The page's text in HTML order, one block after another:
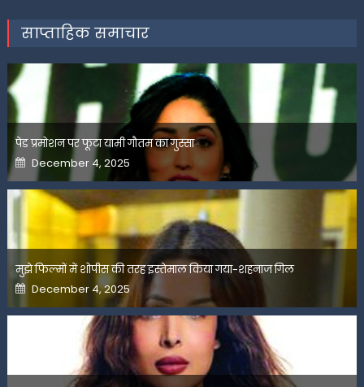
साप्ताहिक समाचार
पेड प्रमोशन पर फूटा यामी गौतम का गुस्सा
Posted
on
December 4, 2025
मुझे फिल्मों में शोपीस की तरह इस्तेमाल किया गया-शहनाज गिल
Posted
on
December 4, 2025